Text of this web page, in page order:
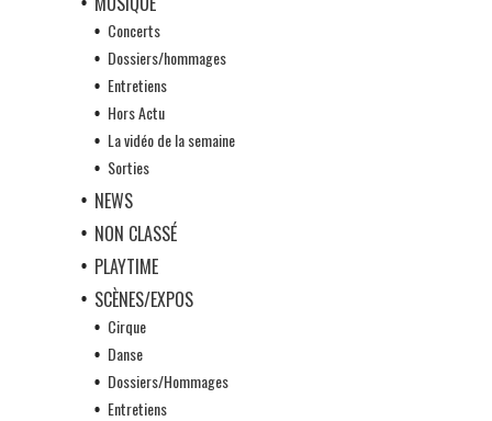
Concerts
Dossiers/hommages
Entretiens
Hors Actu
La vidéo de la semaine
Sorties
NEWS
NON CLASSÉ
PLAYTIME
SCÈNES/EXPOS
Cirque
Danse
Dossiers/Hommages
Entretiens